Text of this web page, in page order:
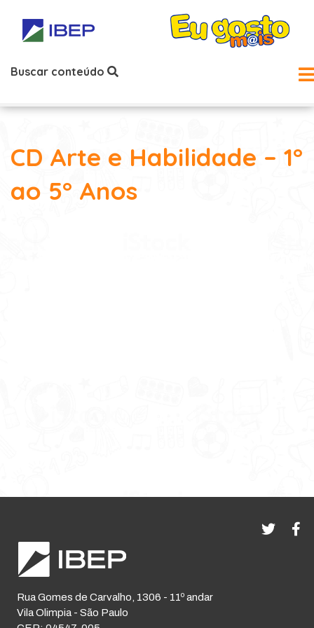
Buscar conteúdo
CD Arte e Habilidade – 1°
ao 5° Anos
Rua Gomes de Carvalho, 1306 - 11º andar
Vila Olimpia - São Paulo